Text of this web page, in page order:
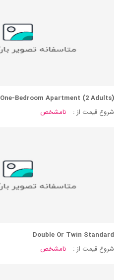
One-Bedroom Apartment (2 Adults)
شروع قیمت از :
نامشخص
Double Or Twin Standard
شروع قیمت از :
نامشخص